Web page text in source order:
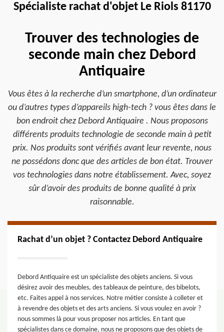
Spécialiste rachat d'objet Le Riols 81170
Trouver des technologies de
seconde main chez Debord
Antiquaire
Vous êtes à la recherche d’un smartphone, d’un ordinateur
ou d’autres types d’appareils high-tech ? vous êtes dans le
bon endroit chez Debord Antiquaire . Nous proposons
différents produits technologie de seconde main à petit
prix. Nos produits sont vérifiés avant leur revente, nous
ne possédons donc que des articles de bon état. Trouver
vos technologies dans notre établissement. Avec, soyez
sûr d’avoir des produits de bonne qualité à prix
raisonnable.
Rachat d’un objet ? Contactez Debord Antiquaire
Debord Antiquaire est un spécialiste des objets anciens. Si vous
désirez avoir des meubles, des tableaux de peinture, des bibelots,
etc. Faites appel à nos services. Notre métier consiste à colleter et
à revendre des objets et des arts anciens. Si vous voulez en avoir ?
nous sommes là pour vous proposer nos articles. En tant que
spécialistes dans ce domaine, nous ne proposons que des objets de